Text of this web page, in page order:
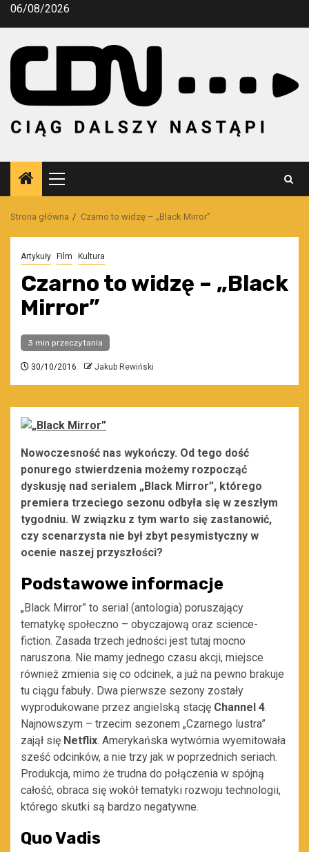
Przejdź
06/08/2026
Menu
główne
Strona główna Czarno to widzę – „Black Mirror”
Artykuły Film Kultura
Czarno to widzę – „Black
Mirror”
3 min przeczytania
30/10/2016 Jakub Rewiński
Nowoczesność nas wykończy. Od tego dość
ponurego stwierdzenia możemy rozpocząć
dyskusję nad serialem „Black Mirror”, którego
premiera trzeciego sezonu odbyła się w zeszłym
tygodniu. W związku z tym warto się zastanowić,
czy scenarzysta nie był zbyt pesymistyczny w
ocenie naszej przyszłości?
Podstawowe informacje
„Black Mirror” to serial (antologia) poruszający
tematykę społeczno – obyczajową oraz science-
fiction. Zasada trzech jedności jest tutaj mocno
naruszona. Nie mamy jednego czasu akcji, miejsce
również zmienia się co odcinek, a już na pewno brakuje
tu ciągu fabuły. Dwa pierwsze sezony zostały
wyprodukowane przez angielską stację Channel 4.
Najnowszym – trzecim sezonem „Czarnego lustra”
zajął się Netflix. Amerykańska wytwórnia wyemitowała
sześć odcinków, a nie trzy jak w poprzednich seriach.
Produkcja, mimo że trudna do połączenia w spójną
całość, obraca się wokół tematyki rozwoju technologii,
którego skutki są bardzo negatywne.
Quo Vadis